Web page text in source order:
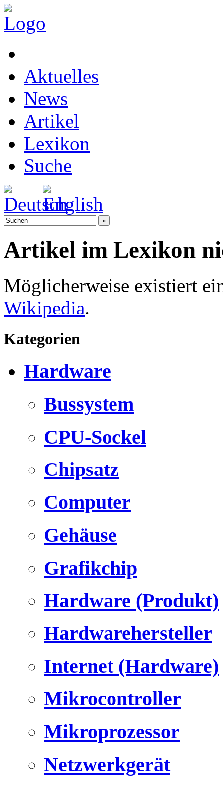
Aktuelles
News
Artikel
Lexikon
Suche
Artikel im Lexikon
Möglicherweise existiert
Wikipedia.
Kategorien
Hardware
Bussystem
CPU-Sockel
Chipsatz
Computer
Gehäuse
Grafikchip
Hardware (Produkt)
Hardwarehersteller
Internet (Hardware)
Mikrocontroller
Mikroprozessor
Netzwerkgerät